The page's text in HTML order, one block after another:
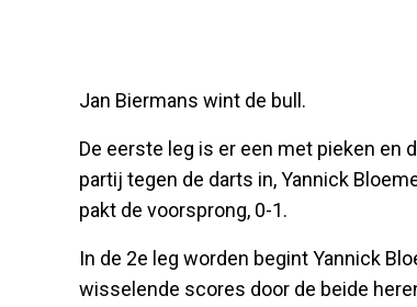
Jan Biermans wint de bull.
De eerste leg is er een met pieken en
partij tegen de darts in, Yannick
pakt de voorsprong, 0-1.
In de 2e leg worden begint Yannick
wisselende scores door de beide